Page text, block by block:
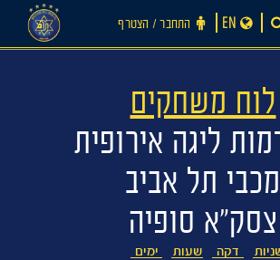
התחבר ‪/‬ הצטרף EN
לוח משחקים
ליגה אירופית
מכבי תל אביב
צסק"א סופיה
דקה שעות ימים